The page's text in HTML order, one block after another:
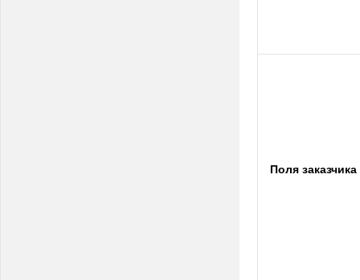
Поля заказчика